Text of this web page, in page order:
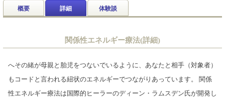
概要 詳細 体験談
関係性エネルギー療法(詳細)
へその緒が母親と胎児をつないでいるように、あなたと相手（対象者）
もコードと言われる紐状のエネルギーでつながりあっています。 関係
性エネルギー療法は国際的ヒーラーのディーン・ラムスデン氏が開発し